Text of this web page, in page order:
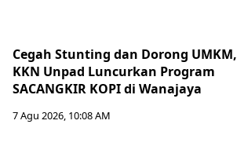
Cegah Stunting dan Dorong UMKM,
KKN Unpad Luncurkan Program
SACANGKIR KOPI di Wanajaya
7 Agu 2026, 10:08 AM